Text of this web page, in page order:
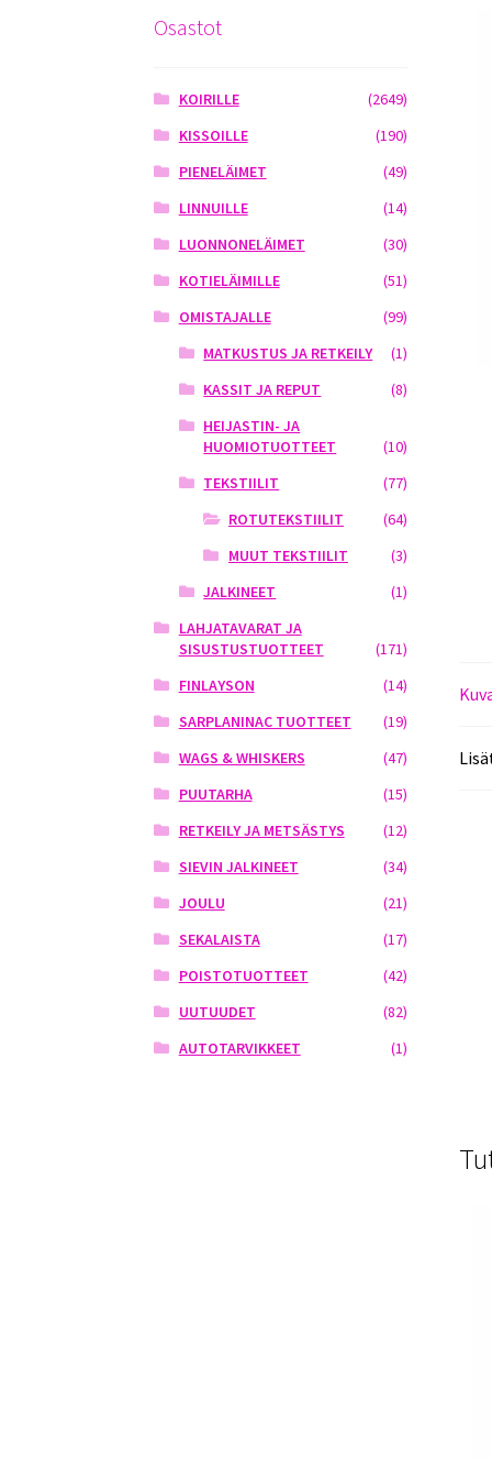
Osastot
KOIRILLE
(2649)
KISSOILLE
(190)
PIENELÄIMET
(49)
LINNUILLE
(14)
LUONNONELÄIMET
(30)
KOTIELÄIMILLE
(51)
OMISTAJALLE
(99)
MATKUSTUS JA RETKEILY
(1)
KASSIT JA REPUT
(8)
HEIJASTIN- JA
HUOMIOTUOTTEET
(10)
TEKSTIILIT
(77)
ROTUTEKSTIILIT
(64)
MUUT TEKSTIILIT
(3)
JALKINEET
(1)
LAHJATAVARAT JA
SISUSTUSTUOTTEET
(171)
FINLAYSON
(14)
SARPLANINAC TUOTTEET
(19)
WAGS & WHISKERS
(47)
PUUTARHA
(15)
RETKEILY JA METSÄSTYS
(12)
SIEVIN JALKINEET
(34)
JOULU
(21)
SEKALAISTA
(17)
POISTOTUOTTEET
(42)
UUTUUDET
(82)
AUTOTARVIKKEET
(1)